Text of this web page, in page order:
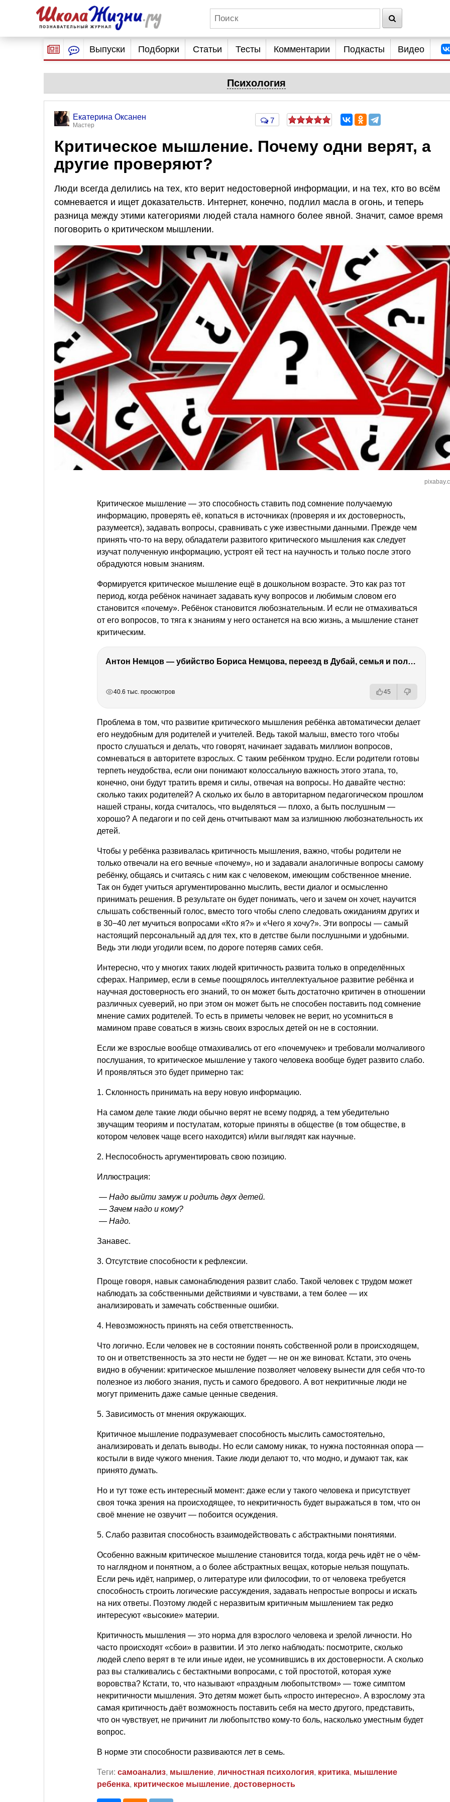
Выпуски Подборки Статьи Тесты Комментарии Подкасты Видео
Психология
Екатерина Оксанен
Мастер
7
Критическое мышление. Почему одни верят, а
другие проверяют?
Люди всегда делились на тех, кто верит недостоверной информации, и на тех, кто во всём
сомневается и ищет доказательств. Интернет, конечно, подлил масла в огонь, и теперь
разница между этими категориями людей стала намного более явной. Значит, самое время
поговорить о критическом мышлении.
Критическое мышление — это способность ставить под сомнение получаемую
информацию, проверять её, копаться в источниках (проверяя и их достоверность,
разумеется), задавать вопросы, сравнивать с уже известными данными. Прежде чем
принять что-то на веру, обладатели развитого критического мышления как следует
изучат полученную информацию, устроят ей тест на научность и только после этого
обрадуются новым знаниям.
Формируется критическое мышление ещё в дошкольном возрасте. Это как раз тот
период, когда ребёнок начинает задавать кучу вопросов и любимым словом его
становится «почему». Ребёнок становится любознательным. И если не отмахиваться
от его вопросов, то тяга к знаниям у него останется на всю жизнь, а мышление станет
критическим.
Антон Немцов — убийство Бориса Немцова, переезд в Дубай, семья и политика
40.6 тыс. просмотров 45
Проблема в том, что развитие критического мышления ребёнка автоматически делает
его неудобным для родителей и учителей. Ведь такой малыш, вместо того чтобы
просто слушаться и делать, что говорят, начинает задавать миллион вопросов,
сомневаться в авторитете взрослых. С таким ребёнком трудно. Если родители готовы
терпеть неудобства, если они понимают колоссальную важность этого этапа, то,
конечно, они будут тратить время и силы, отвечая на вопросы. Но давайте честно:
сколько таких родителей? А сколько их было в авторитарном педагогическом прошлом
нашей страны, когда считалось, что выделяться — плохо, а быть послушным —
хорошо? А педагоги и по сей день отчитывают мам за излишнюю любознательность их
детей.
Чтобы у ребёнка развивалась критичность мышления, важно, чтобы родители не
только отвечали на его вечные «почему», но и задавали аналогичные вопросы самому
ребёнку, общаясь и считаясь с ним как с человеком, имеющим собственное мнение.
Так он будет учиться аргументированно мыслить, вести диалог и осмысленно
принимать решения. В результате он будет понимать, чего и зачем он хочет, научится
слышать собственный голос, вместо того чтобы слепо следовать ожиданиям других и
в 30−40 лет мучиться вопросами «Кто я?» и «Чего я хочу?». Эти вопросы — самый
настоящий персональный ад для тех, кто в детстве были послушными и удобными.
Ведь эти люди угодили всем, по дороге потеряв самих себя.
Интересно, что у многих таких людей критичность развита только в определённых
сферах. Например, если в семье поощрялось интеллектуальное развитие ребёнка и
научная достоверность его знаний, то он может быть достаточно критичен в отношении
различных суеверий, но при этом он может быть не способен поставить под сомнение
мнение самих родителей. То есть в приметы человек не верит, но усомниться в
мамином праве соваться в жизнь своих взрослых детей он не в состоянии.
Если же взрослые вообще отмахивались от его «почемучек» и требовали молчаливого
послушания, то критическое мышление у такого человека вообще будет развито слабо.
И проявляться это будет примерно так:
1. Склонность принимать на веру новую информацию.
На самом деле такие люди обычно верят не всему подряд, а тем убедительно
звучащим теориям и постулатам, которые приняты в обществе (в том обществе, в
котором человек чаще всего находится) и/или выглядят как научные.
2. Неспособность аргументировать свою позицию.
Иллюстрация:
— Надо выйти замуж и родить двух детей.
— Зачем надо и кому?
— Надо.
Занавес.
3. Отсутствие способности к рефлексии.
Проще говоря, навык самонаблюдения развит слабо. Такой человек с трудом может
наблюдать за собственными действиями и чувствами, а тем более — их
анализировать и замечать собственные ошибки.
4. Невозможность принять на себя ответственность.
Что логично. Если человек не в состоянии понять собственной роли в происходящем,
то он и ответственность за это нести не будет — не он же виноват. Кстати, это очень
видно в обучении: критическое мышление позволяет человеку вынести для себя что-то
полезное из любого знания, пусть и самого бредового. А вот некритичные люди не
могут применить даже самые ценные сведения.
5. Зависимость от мнения окружающих.
Критичное мышление подразумевает способность мыслить самостоятельно,
анализировать и делать выводы. Но если самому никак, то нужна постоянная опора —
костыли в виде чужого мнения. Такие люди делают то, что модно, и думают так, как
принято думать.
Но и тут тоже есть интересный момент: даже если у такого человека и присутствует
своя точка зрения на происходящее, то некритичность будет выражаться в том, что он
своё мнение не озвучит — побоится осуждения.
5. Слабо развитая способность взаимодействовать с абстрактными понятиями.
Особенно важным критическое мышление становится тогда, когда речь идёт не о чём-
то наглядном и понятном, а о более абстрактных вещах, которые нельзя пощупать.
Если речь идёт, например, о литературе или философии, то от человека требуется
способность строить логические рассуждения, задавать непростые вопросы и искать
на них ответы. Поэтому людей с неразвитым критичным мышлением так редко
интересуют «высокие» материи.
Критичность мышления — это норма для взрослого человека и зрелой личности. Но
часто происходят «сбои» в развитии. И это легко наблюдать: посмотрите, сколько
людей слепо верят в те или иные идеи, не усомнившись в их достоверности. А сколько
раз вы сталкивались с бестактными вопросами, с той простотой, которая хуже
воровства? Кстати, то, что называют «праздным любопытством» — тоже симптом
некритичности мышления. Это детям может быть «просто интересно». А взрослому эта
самая критичность даёт возможность поставить себя на место другого, представить,
что он чувствует, не причинит ли любопытство кому-то боль, насколько уместным будет
вопрос.
В норме эти способности развиваются лет в семь.
Теги: самоанализ, мышление, личностная психология, критика, мышление
ребенка, критическое мышление, достоверность